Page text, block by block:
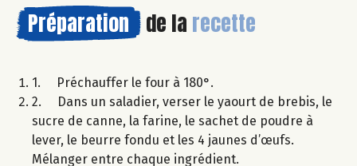
Préparation de la recette
1. Préchauffer le four à 180°.
2. Dans un saladier, verser le yaourt de brebis, le
sucre de canne, la farine, le sachet de poudre à
lever, le beurre fondu et les 4 jaunes d’œufs.
Mélanger entre chaque ingrédient.